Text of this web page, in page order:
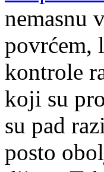
nemasnu
povrćem,
kontrole
koji su
su pad
posto